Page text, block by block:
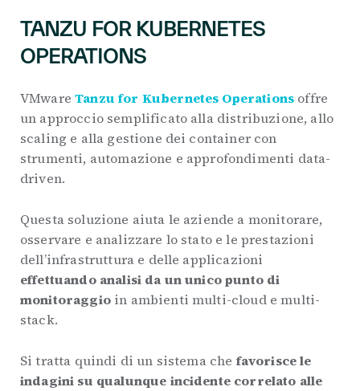
TANZU FOR KUBERNETES
OPERATIONS
VMwareTanzu for Kubernetes Operations offre
un approccio semplificato alla distribuzione, allo
scaling e alla gestione dei container con
strumenti, automazione e approfondimenti data-
driven.
Questa soluzione aiuta le aziende a monitorare,
osservare e analizzare lo stato e le prestazioni
dell’infrastruttura e delle applicazioni
effettuando analisi da un unico punto di
monitoraggioin ambienti multi-cloud e multi-
stack.
Si tratta quindi di un sistema che favorisce le
indagini su qualunque incidente correlato alle